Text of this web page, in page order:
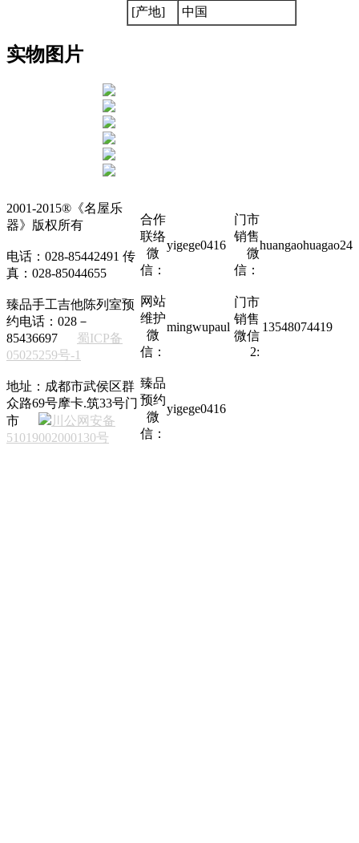
[产地]
中国
实物图片
2001-2015®《名屋乐
器》版权所有
电话：028-85442491 传
真：028-85044655
臻品手工吉他陈列室预
约电话：028－
85436697 蜀ICP备
05025259号-1
地址：成都市武侯区群
众路69号摩卡.筑33号门
市
川公网安备
51019002000130号
合作
联络
微
信：
yigege0416
门市
销售
微
信：
huangaohuagao24
网站
维护
微
信：
mingwupaul
门市
销售
微信
2:
13548074419
臻品
预约
微
信：
yigege0416